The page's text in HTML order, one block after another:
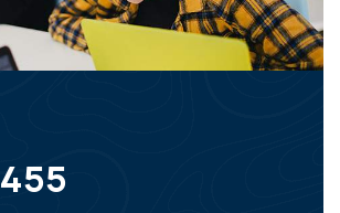
455